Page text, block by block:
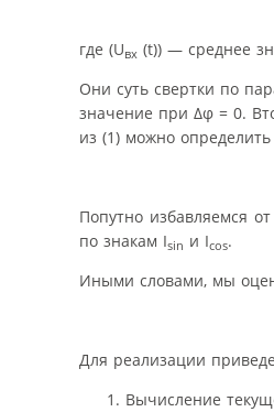
где (Uвх (t)) — среднее
Они суть свертки по
значение при Δφ = 0.
из (1) можно
Попутно избавляемся
по знакам Isin и Icos.
Иными словами, мы
Для реализации
Вычисление